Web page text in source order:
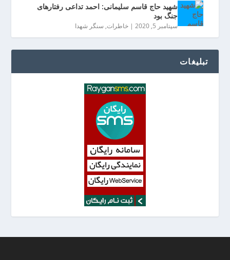
شهید حاج قاسم سلیمانی: احمد تداعی رفتارهای
جنگ بود
سپتامبر 5, 2020 |خاطرات, سنگر شهدا
تبلیغات